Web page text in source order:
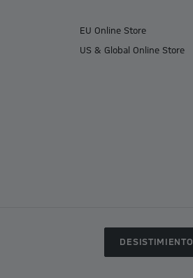
EU Online Store
US & Global Online Store
DESISTIMIENTO